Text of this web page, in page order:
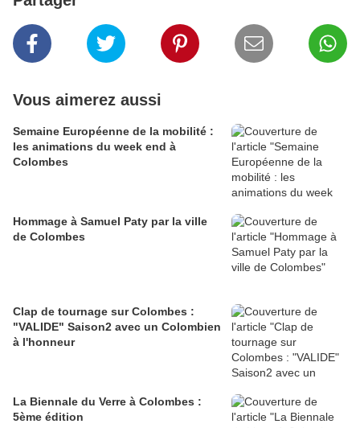
Vous aimerez aussi
Semaine Européenne de la mobilité :
les animations du week end à
Colombes
Hommage à Samuel Paty par la ville
de Colombes
Clap de tournage sur Colombes :
"VALIDE" Saison2 avec un Colombien
à l'honneur
La Biennale du Verre à Colombes :
5ème édition